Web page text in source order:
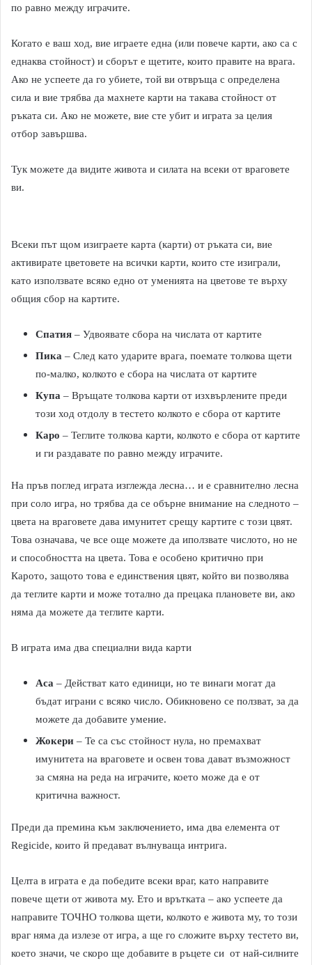
по равно между играчите.
Когато е ваш ход, вие играете една (или повече карти, ако са с
еднаква стойност) и сборът е щетите, които правите на врага.
Ако не успеете да го убиете, той ви отвръща с определена
сила и вие трябва да махнете карти на такава стойност от
ръката си. Ако не можете, вие сте убит и играта за целия
отбор завършва.
Тук можете да видите живота и силата на всеки от враговете
ви.
Всеки път щом изиграете карта (карти) от ръката си, вие
активирате цветовете на всички карти, които сте изиграли,
като използвате всяко едно от уменията на цветове те върху
общия сбор на картите.
Спатия – Удвояватe сбора на числата от картите
Пика – След като ударите врага, поематe толкова щети
по-малко, колкото е сбора на числата от картите
Купа – Връщате толкова карти от изхвърлените преди
този ход отдолу в тестето колкото е сбора от картите
Каро – Теглите толкова карти, колкото е сбора от картите
и ги раздавате по равно между играчите.
На пръв поглед играта изглежда лесна… и е сравнително лесна
при соло игра, но трябва да се обърне внимание на следното –
цвета на враговете дава имунитет срещу картите с този цвят.
Това означава, че все още можете да иползвате числото, но не
и способността на цвета. Това е особено критично при
Карото, защото това е единствения цвят, който ви позволява
да теглите карти и може тотално да прецака плановете ви, ако
няма да можете да теглите карти.
В играта има два специални вида карти
Аса – Действат като единици, но те винаги могат да
бъдат играни с всяко число. Обикновено се ползват, за да
можете да добавите умение.
Жокери – Те са със стойност нула, но премахват
имунитета на враговете и освен това дават възможност
за смяна на реда на играчите, което може да е от
критична важност.
Преди да премина към заключението, има два елемента от
Regicide, които й предават вълнуваща интрига.
Целта в играта е да победите всеки враг, като направите
повече щети от живота му. Ето и врътката – ако успеете да
направите ТОЧНО толкова щети, колкото е живота му, то този
враг няма да излезе от игра, а ще го сложите върху тестето ви,
което значи, че скоро ще добавите в ръцете си от най-силните